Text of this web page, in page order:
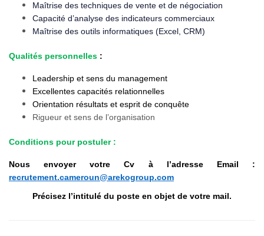
Maîtrise des techniques de vente et de négociation
Capacité d’analyse des indicateurs commerciaux
Maîtrise des outils informatiques (Excel, CRM)
Qualités personnelles :
Leadership et sens du management
Excellentes capacités relationnelles
Orientation résultats et esprit de conquête
Rigueur et sens de l’organisation
Conditions pour postuler :
Nous envoyer votre Cv à l’adresse Email :
recrutement.cameroun@arekogroup.com
Précisez l’intitulé du poste en objet de votre mail.